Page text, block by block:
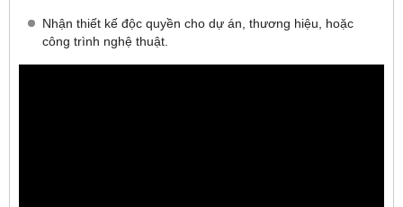
Nhận thiết kế độc quyền cho dự án, thương hiệu, hoặc
công trình nghệ thuật.